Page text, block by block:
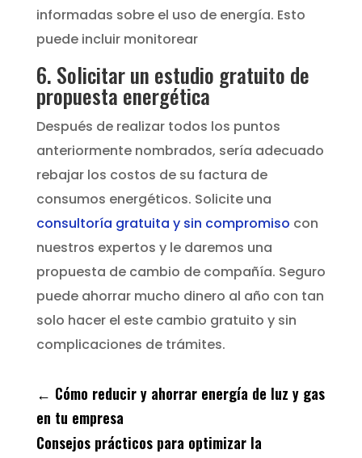
informadas sobre el uso de energía. Esto
puede incluir monitorear
6. Solicitar un estudio gratuito de
propuesta energética
Después de realizar todos los puntos
anteriormente nombrados, sería adecuado
rebajar los costos de su factura de
consumos energéticos. Solicite una
consultoría gratuita y sin compromiso con
nuestros expertos y le daremos una
propuesta de cambio de compañía. Seguro
puede ahorrar mucho dinero al año con tan
solo hacer el este cambio gratuito y sin
complicaciones de trámites.
← Cómo reducir y ahorrar energía de luz y gas
en tu empresa
Consejos prácticos para optimizar la